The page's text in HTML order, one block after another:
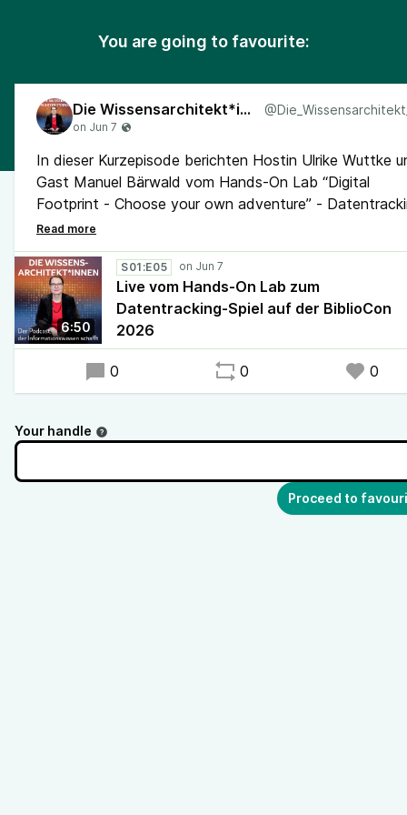
You are going to favourite:
Die Wissensarchitekt*innen
In dieser Kurzepisode berichten Hostin Ulrike Wuttke
Gast Manuel Bärwald vom Hands-On Lab “Digital
Footprint - Choose your own adventure” -
in der Wissenschaft spielerisch verstehen” und dem
vorgestellten Spiel.
#Datentracking #ScienceTracking #DITit
#Informationswissenschaft #DigitalHumanities
#DigitaleSouveränität #DIT #WissKomm #Transfer
6:50
S01:E05
Live vom Hands-On Lab zum
Datentracking-Spiel auf der BiblioCon
2026
0 0 0
Your handle
Proceed to